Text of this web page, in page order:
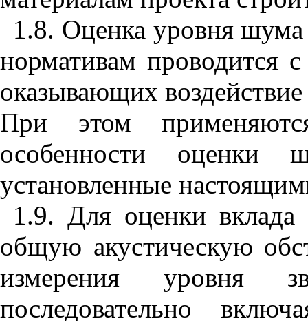
1.8. Оценка уровня шума
нормативам проводится
оказывающих
При этом
особенности оценки
установленные
1.9. Для оценки
общую акустическую
измерения уровня
последовательно